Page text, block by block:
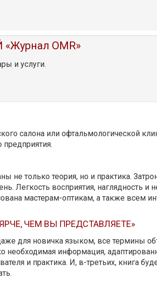
OMR»
и услуги.
салона или офтальмологической
не только теория, но и практика.
Легкость восприятия, наглядность и
мастерам-оптикам, а также всем
ЧЕМ ВЫ ПРЕДСТАВЛЯЕТЕ»
для новичка языком, все термины
необходимая информация,
и практика. И, в-третьих, книга